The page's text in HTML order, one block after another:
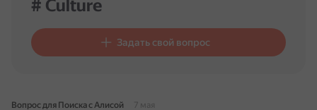
# Culture
Задать свой вопрос
Вопрос для Поиска с Алисой
7 мая